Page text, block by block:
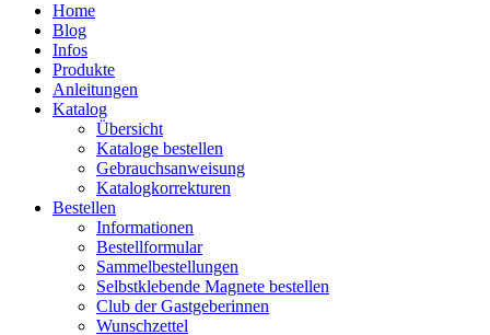
Home
Blog
Infos
Produkte
Anleitungen
Katalog
Übersicht
Kataloge bestellen
Gebrauchsanweisung
Katalogkorrekturen
Bestellen
Informationen
Bestellformular
Sammelbestellungen
Selbstklebende Magnete bestellen
Club der Gastgeberinnen
Wunschzettel